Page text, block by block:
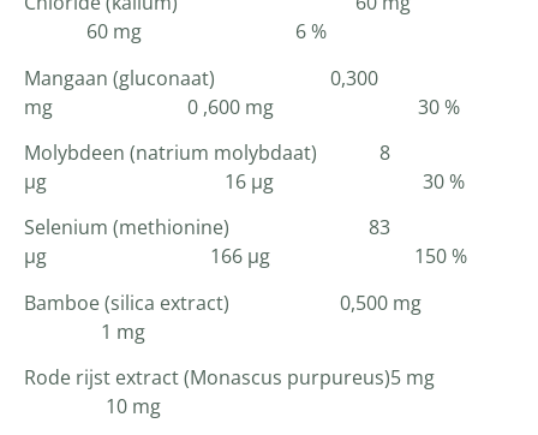
60 mg 6 %
Mangaan (gluconaat) 0,300
mg 0 ,600 mg 30 %
Molybdeen (natrium molybdaat) 8
µg 16 µg 30 %
Selenium (methionine) 83
µg 166 µg 150 %
Bamboe (silica extract) 0,500 mg
1 mg
Rode rijst extract (Monascus purpureus)5 mg
10 mg